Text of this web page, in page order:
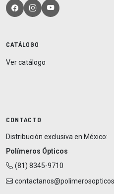
CATÁLOGO
Ver catálogo
CONTACTO
Distribución exclusiva en México:
Polímeros Ópticos
(81) 8345-9710